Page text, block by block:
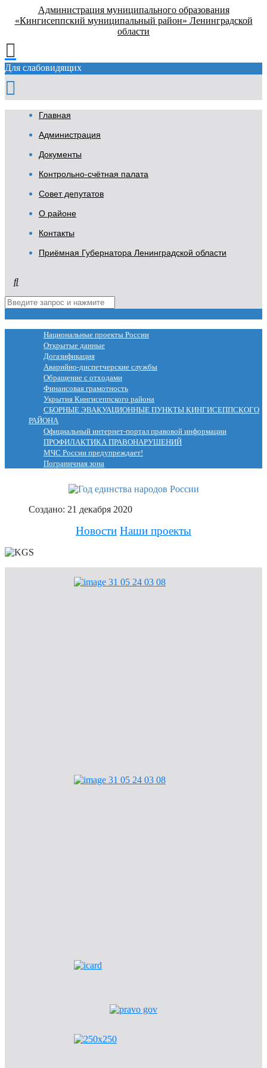
Администрация муниципального образования
«Кингисеппский муниципальный район» Ленинградской
области
Для слабовидящих
Главная
Администрация
Документы
Контрольно-счётная палата
Совет депутатов
О районе
Контакты
Приёмная Губернатора Ленинградской области
Национальные проекты России
Открытые данные
Догазификация
Аварийно-диспетчерские службы
Обращение с отходами
Финансовая грамотность
Укрытия Кингисеппского района
СБОРНЫЕ ЭВАКУАЦИОННЫЕ ПУНКТЫ КИНГИСЕППСКОГО
РАЙОНА
Официальный интернет-портал правовой информации
ПРОФИЛАКТИКА ПРАВОНАРУШЕНИЙ
МЧС России предупреждает!
Пограничная зона
Создано: 21 декабря 2020
Новости Наши проекты